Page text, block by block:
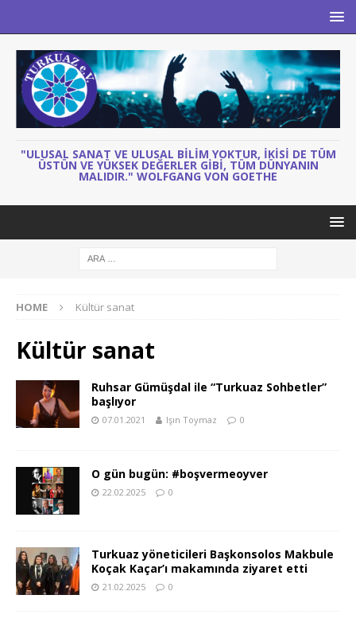
"ULUSAL SANAT VE ULUSAL BILIM YOKTUR, IKISI DE TÜM
ÜSTÜN VE YÜKSEK DEĞERLER GIBI, TÜM DÜNYANIN
MALIDIR." WOLFGANG VON GOETHE
HOME Kültür sanat
Kültür sanat
Ruhsar Gümüşdal ile “Turkuaz Sohbetler”
başlıyor
07.01.2021 Işın Toymaz 0
O gün bugün: #boşvermeoyver
22.02.2025 0
Turkuaz yöneticileri Başkonsolos Makbule
Koçak Kaçar’ı makamında ziyaret etti
21.02.2025 0